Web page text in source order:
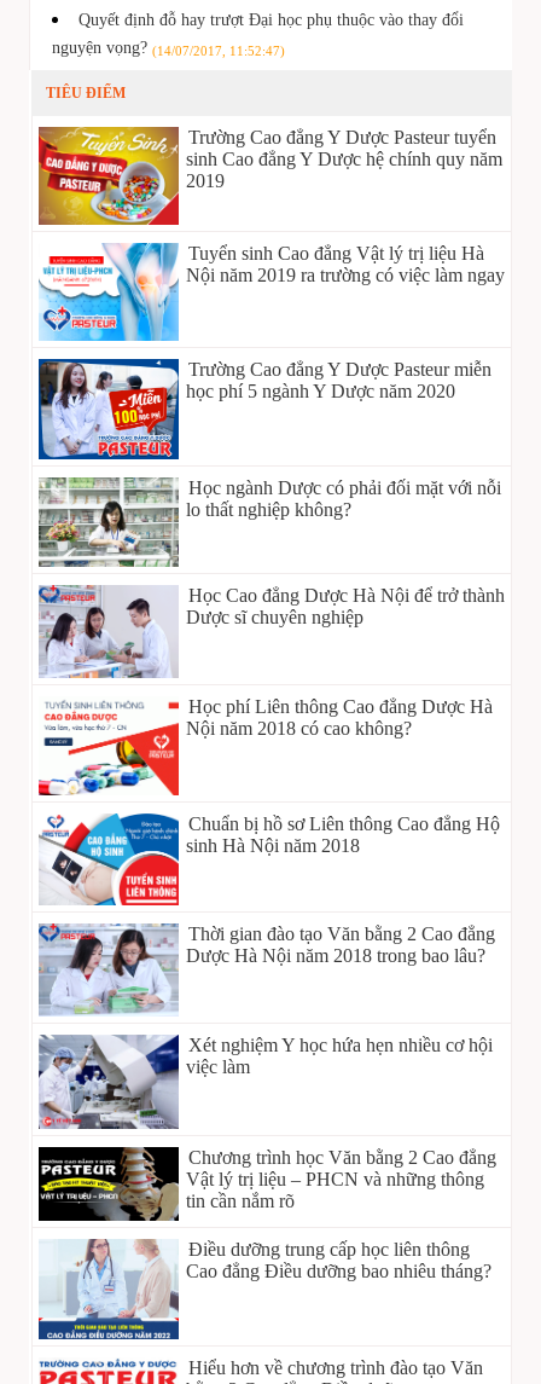
Quyết định đỗ hay trượt Đại học phụ thuộc vào thay đổi
nguyện vọng? (14/07/2017, 11:52:47)
TIÊU ĐIỂM
Trường Cao đẳng Y Dược Pasteur tuyển
sinh Cao đẳng Y Dược hệ chính quy năm
2019
Tuyển sinh Cao đẳng Vật lý trị liệu Hà
Nội năm 2019 ra trường có việc làm ngay
Trường Cao đẳng Y Dược Pasteur miễn
học phí 5 ngành Y Dược năm 2020
Học ngành Dược có phải đối mặt với nỗi
lo thất nghiệp không?
Học Cao đẳng Dược Hà Nội để trở thành
Dược sĩ chuyên nghiệp
Học phí Liên thông Cao đẳng Dược Hà
Nội năm 2018 có cao không?
Chuẩn bị hồ sơ Liên thông Cao đẳng Hộ
sinh Hà Nội năm 2018
Thời gian đào tạo Văn bằng 2 Cao đẳng
Dược Hà Nội năm 2018 trong bao lâu?
Xét nghiệm Y học hứa hẹn nhiều cơ hội
việc làm
Chương trình học Văn bằng 2 Cao đẳng
Vật lý trị liệu – PHCN và những thông
tin cần nắm rõ
Điều dưỡng trung cấp học liên thông
Cao đẳng Điều dưỡng bao nhiêu tháng?
Hiểu hơn về chương trình đào tạo Văn